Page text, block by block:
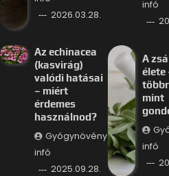
2026.03.28.
infó
Az echinacea
(kasvirág)
valódi hatásai
– miért
érdemes
használnod?
Gyógynövény
infó
2025.09.28.
A
élete
mint
infó